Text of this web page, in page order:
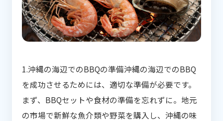
1.沖縄の海辺でのBBQの準備沖縄の海辺でのBBQ
を成功させるためには、適切な準備が必要です。
まず、BBQセットや食材の準備を忘れずに。地元
の市場で新鮮な魚介類や野菜を購入し、沖縄の味